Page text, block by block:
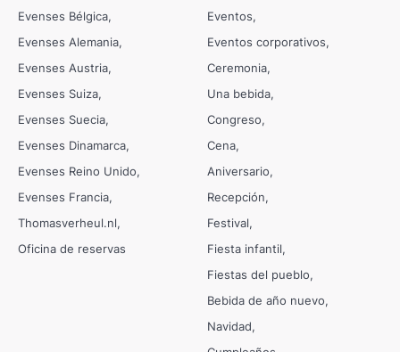
Evenses Bélgica
Evenses Alemania
Evenses Austria
Evenses Suiza
Evenses Suecia
Evenses Dinamarca
Evenses Reino Unido
Evenses Francia
Thomasverheul.nl
Oficina de reservas
Eventos
Eventos corporativos
Ceremonia
Una bebida
Congreso
Cena
Aniversario
Recepción
Festival
Fiesta infantil
Fiestas del pueblo
Bebida de año nuevo
Navidad